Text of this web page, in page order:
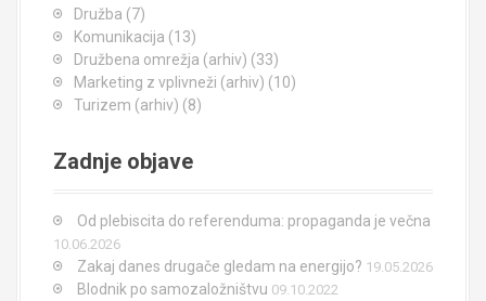
Družba (7)
Komunikacija (13)
Družbena omrežja (arhiv) (33)
Marketing z vplivneži (arhiv) (10)
Turizem (arhiv) (8)
Zadnje objave
Od plebiscita do referenduma: propaganda je večna
10.06.2026
Zakaj danes drugače gledam na energijo? 19.05.2026
Blodnik po samozaložništvu 09.10.2022